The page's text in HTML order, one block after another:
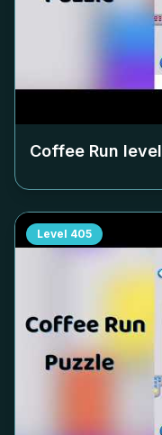
Coffee Run level
Level 405